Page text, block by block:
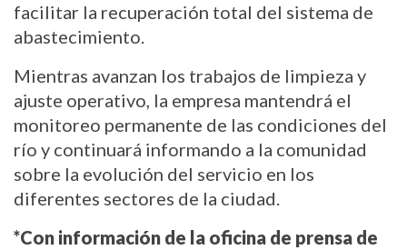
facilitar la recuperación total del sistema de
abastecimiento.
Mientras avanzan los trabajos de limpieza y
ajuste operativo, la empresa mantendrá el
monitoreo permanente de las condiciones del
río y continuará informando a la comunidad
sobre la evolución del servicio en los
diferentes sectores de la ciudad.
*Con información de la oficina de prensa de